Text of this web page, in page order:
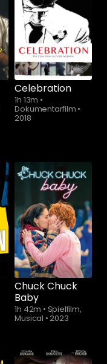
Celebration
1h 13m •
Dokumentarfilm •
2018
Chuck Chuck
Baby
1h 42m • Spielfilm,
Musical •2023